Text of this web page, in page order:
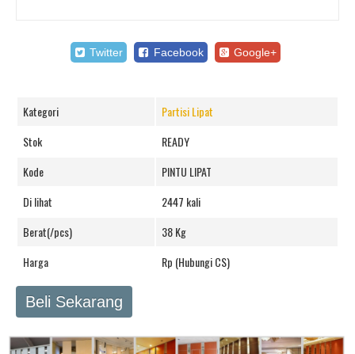
Twitter Facebook Google+
Kategori
Partisi Lipat
Stok
READY
Kode
PINTU LIPAT
Di lihat
2447 kali
Berat(/pcs)
38 Kg
Harga
Rp (Hubungi CS)
Beli Sekarang